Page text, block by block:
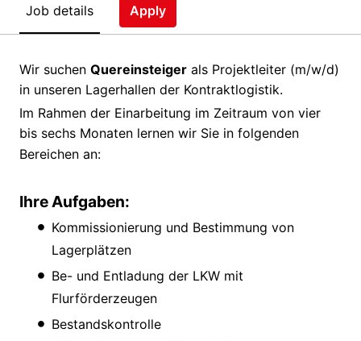
Job details Apply
Wir suchen Quereinsteiger als Projektleiter (m/w/d)
in unseren Lagerhallen der Kontraktlogistik.
Im Rahmen der Einarbeitung im Zeitraum von vier
bis sechs Monaten lernen wir Sie in folgenden
Bereichen an:
Ihre Aufgaben:
Kommissionierung und Bestimmung von
Lagerplätzen
Be- und Entladung der LKW mit
Flurförderzeugen
Bestandskontrolle